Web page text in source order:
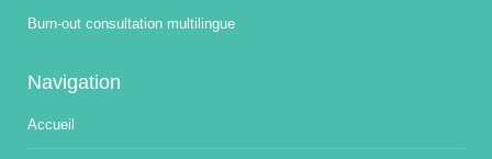
Burn-out consultation multilingue
Navigation
Accueil